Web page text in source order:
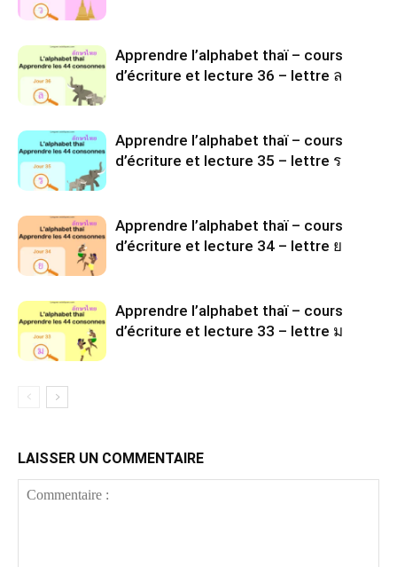
Apprendre l’alphabet thaï – cours
d’écriture et lecture 36 – lettre ล
Apprendre l’alphabet thaï – cours
d’écriture et lecture 35 – lettre ร
Apprendre l’alphabet thaï – cours
d’écriture et lecture 34 – lettre ย
Apprendre l’alphabet thaï – cours
d’écriture et lecture 33 – lettre ม
LAISSER UN COMMENTAIRE